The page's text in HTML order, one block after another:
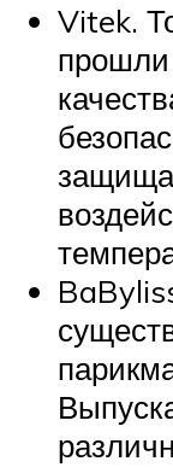
Vitek.
прошли